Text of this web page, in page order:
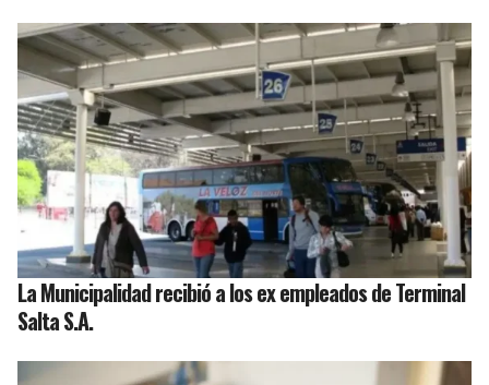
La Municipalidad recibió a los ex empleados de Terminal
Salta S.A.